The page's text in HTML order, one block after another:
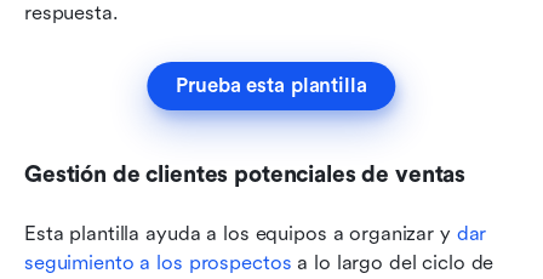
respuesta.
Prueba esta plantilla
Gestión de clientes potenciales de ventas
Esta plantilla ayuda a los equipos a organizar y dar
seguimiento a los prospectos a lo largo del ciclo de